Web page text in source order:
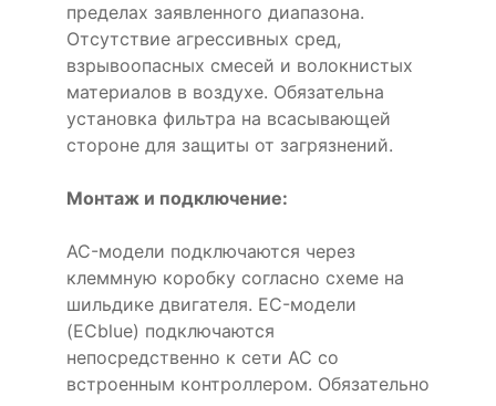
пределах заявленного диапазона.
Отсутствие агрессивных сред,
взрывоопасных смесей и волокнистых
материалов в воздухе. Обязательна
установка фильтра на всасывающей
стороне для защиты от загрязнений.
Монтаж и подключение:
AC-модели подключаются через
клеммную коробку согласно схеме на
шильдике двигателя. EC-модели
(ECblue) подключаются
непосредственно к сети AC со
встроенным контроллером. Обязательно